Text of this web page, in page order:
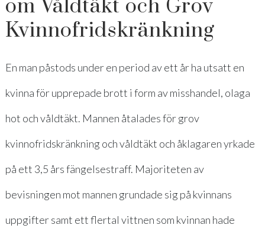
om Våldtäkt och Grov
Kvinnofridskränkning
En man påstods under en period av ett år ha utsatt en
kvinna för upprepade brott i form av misshandel, olaga
hot och våldtäkt. Mannen åtalades för grov
kvinnofridskränkning och våldtäkt och åklagaren yrkade
på ett 3,5 års fängelsestraff. Majoriteten av
bevisningen mot mannen grundade sig på kvinnans
uppgifter samt ett flertal vittnen som kvinnan hade